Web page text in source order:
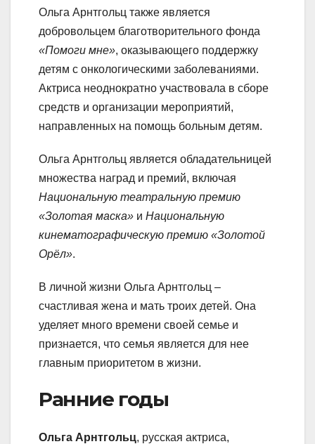
Ольга Арнтгольц также является
добровольцем благотворительного фонда
«Помоги мне», оказывающего поддержку
детям с онкологическими заболеваниями.
Актриса неоднократно участвовала в сборе
средств и организации мероприятий,
направленных на помощь больным детям.
Ольга Арнтгольц является обладательницей
множества наград и премий, включая
Национальную театральную премию
«Золотая маска» и Национальную
кинематографическую премию «Золотой
Орёл».
В личной жизни Ольга Арнтгольц –
счастливая жена и мать троих детей. Она
уделяет много времени своей семье и
признается, что семья является для нее
главным приоритетом в жизни.
Ранние годы
Ольга Арнтгольц, русская актриса,